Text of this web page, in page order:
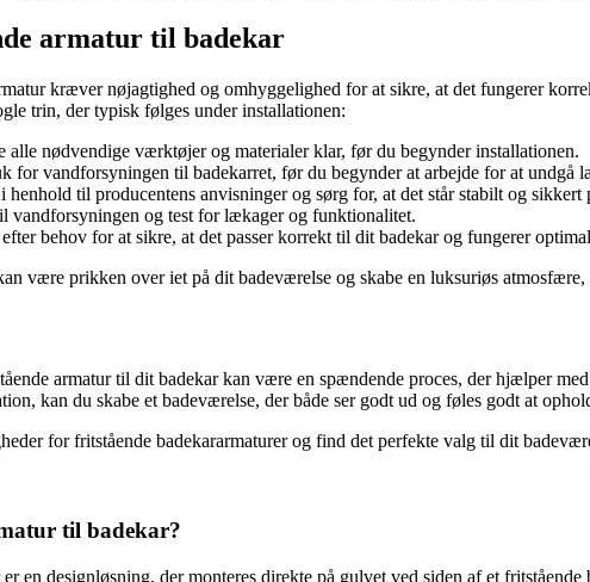
armatur til badekar
kræver nøjagtighed og omhyggelighed for at sikre, at det fungerer
trin, der typisk følges under installationen:
alle nødvendige værktøjer og materialer klar, før du begynder installationen.
for vandforsyningen til badekarret, før du begynder at arbejde for at undgå
henhold til producentens anvisninger og sørg for, at det står stabilt og sikkert
vandforsyningen og test for lækager og funktionalitet.
efter behov for at sikre, at det passer korrekt til dit badekar og fungerer
være prikken over iet på dit badeværelse og skabe en luksuriøs
armatur til dit badekar kan være en spændende proces, der hjælper
kan du skabe et badeværelse, der både ser godt ud og føles godt at
for fritstående badekararmaturer og find det perfekte valg til dit
til badekar?
en designløsning, der monteres direkte på gulvet ved siden af et fritstående